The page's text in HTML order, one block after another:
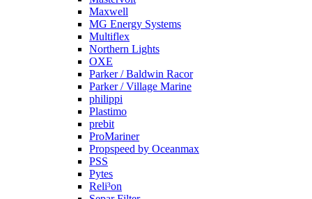
Maxwell
MG Energy Systems
Multiflex
Northern Lights
OXE
Parker / Baldwin Racor
Parker / Village Marine
philippi
Plastimo
prebit
ProMariner
Propspeed by Oceanmax
PSS
Pytes
Reli³on